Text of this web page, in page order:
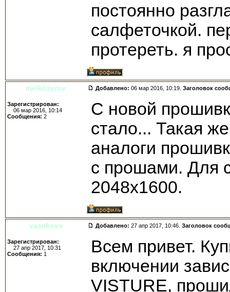
постоянно
салфеточкой.
протереть. я
melkozerov Добавлено: 06 мар 2016, 10:19. Заголовок
Зарегистрирован:
06 мар 2016, 10:14
Сообщения: 2
С новой
стало... Такая
аналоги
с прошами. Для
2048х1600.
vaseknvv Добавлено: 27 апр 2017, 10:46. Заголовок
Зарегистрирован:
27 апр 2017, 10:31
Сообщения: 1
Всем привет.
включении
VISTURE,